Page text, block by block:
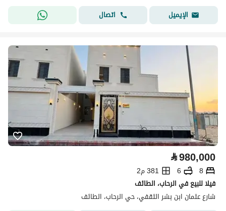
الإيميل
اتصال
⃁980,000
8
6
381 م2
فيلا للبيع في الرحاب، الطائف
شارع عثمان ابن بشر الثقفي، حي الرحاب، الطائف